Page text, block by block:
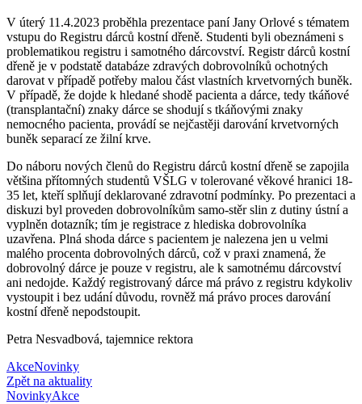
V úterý 11.4.2023 proběhla prezentace paní Jany Orlové s tématem
vstupu do Registru dárců kostní dřeně. Studenti byli obeznámeni s
problematikou registru i samotného dárcovství. Registr dárců kostní
dřeně je v podstatě databáze zdravých dobrovolníků ochotných
darovat v případě potřeby malou část vlastních krvetvorných buněk.
V případě, že dojde k hledané shodě pacienta a dárce, tedy tkáňové
(transplantační) znaky dárce se shodují s tkáňovými znaky
nemocného pacienta, provádí se nejčastěji darování krvetvorných
buněk separací ze žilní krve.
Do náboru nových členů do Registru dárců kostní dřeně se zapojila
většina přítomných studentů VŠLG v tolerované věkové hranici 18-
35 let, kteří splňují deklarované zdravotní podmínky. Po prezentaci a
diskuzi byl proveden dobrovolníkům samo-stěr slin z dutiny ústní a
vyplněn dotazník; tím je registrace z hlediska dobrovolníka
uzavřena. Plná shoda dárce s pacientem je nalezena jen u velmi
malého procenta dobrovolných dárců, což v praxi znamená, že
dobrovolný dárce je pouze v registru, ale k samotnému dárcovství
ani nedojde. Každý registrovaný dárce má právo z registru kdykoliv
vystoupit i bez udání důvodu, rovněž má právo proces darování
kostní dřeně nepodstoupit.
Petra Nesvadbová, tajemnice rektora
AkceNovinky
Zpět na aktuality
NovinkyAkce